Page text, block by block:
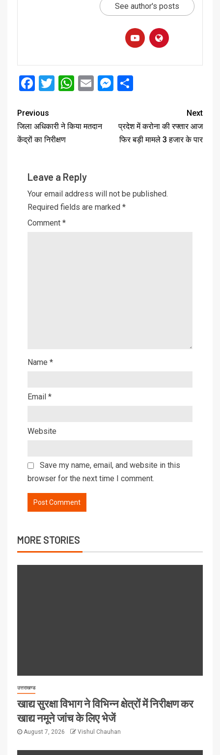
See author's posts
Facebook
Twitter
WhatsApp
EmailMessenger
Previous
जिला अधिकारी ने किया मतदान
केंद्रों का निरीक्षण
Next
प्रदेश में करोना की रफ्तार आज
फिर बड़ी मामले 3 हजार के पार
Leave a Reply
Your email address will not be published.
Required fields are marked *
Comment *
Name *
Email *
Website
Save my name, email, and website in this
browser for the next time I comment.
MORE STORIES
उत्तराखण्ड
खाद्य सुरक्षा विभाग ने विभिन्न क्षेत्रों में निरीक्षण कर
खाद्य नमूने जांच के लिए भेजें
August 7, 2026 Vishul Chauhan